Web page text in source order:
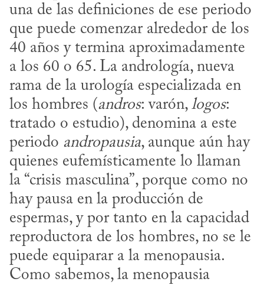
una de las definiciones de ese periodo
que puede comenzar alrededor de los
40 años y termina aproximadamente
a los 60 o 65. La andrología, nueva
rama de la urología especializada en
los hombres (andros: varón, logos:
tratado o estudio), denomina a este
periodo andropausia, aunque aún hay
quienes eufemísticamente lo llaman
la “crisis masculina”, porque como no
hay pausa en la producción de
espermas, y por tanto en la capacidad
reproductora de los hombres, no se le
puede equiparar a la menopausia.
Como sabemos, la menopausia